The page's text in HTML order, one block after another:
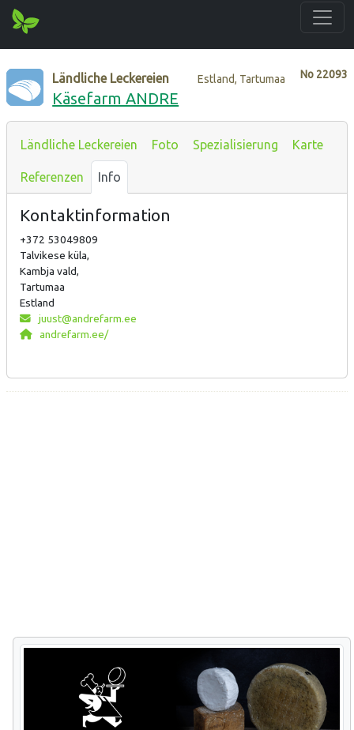
No 22093
Ländliche Leckereien Estland, Tartumaa
Käsefarm ANDRE
Ländliche Leckereien Foto Spezialisierung Karte
Referenzen Info
Kontaktinformation
+372 53049809
Talvikese küla,
Kambja vald,
Tartumaa
Estland
juust@andrefarm.ee
andrefarm.ee/